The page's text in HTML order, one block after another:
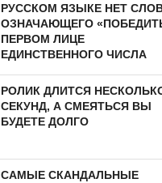
РУССКОМ ЯЗЫКЕ НЕТ
ОЗНАЧАЮЩЕГО
ПЕРВОМ ЛИЦЕ
ЕДИНСТВЕННОГО ЧИСЛА
РОЛИК ДЛИТСЯ
СЕКУНД, А СМЕЯТЬСЯ ВЫ
БУДЕТЕ ДОЛГО
САМЫЕ СКАНДАЛЬНЫЕ